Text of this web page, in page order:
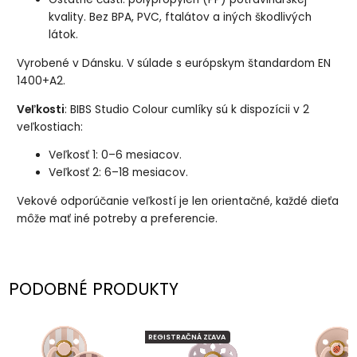
kvality. Bez BPA, PVC, ftalátov a iných škodlivých
látok.
Vyrobené v Dánsku. V súlade s európskym štandardom EN
1400+A2.
Veľkosti: BIBS Studio Colour cumlíky sú k dispozícii v 2
veľkostiach:
Veľkosť 1: 0–6 mesiacov.
Veľkosť 2: 6–18 mesiacov.
Vekové odporúčanie veľkostí je len orientačné, každé dieťa
môže mať iné potreby a preferencie.
PODOBNÉ PRODUKTY
REGISTRAČNÁ ZĽAVA